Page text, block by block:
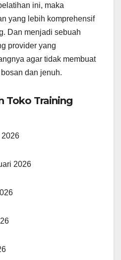
ini, maka
yang lebih komprehensif
Dan menjadi sebuah
provider yang
agar tidak membuat
dan jenuh.
Toko Training
2026
2026